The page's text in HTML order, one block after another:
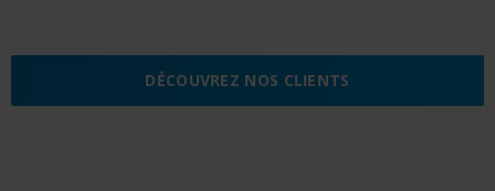
DÉCOUVREZ NOS CLIENTS